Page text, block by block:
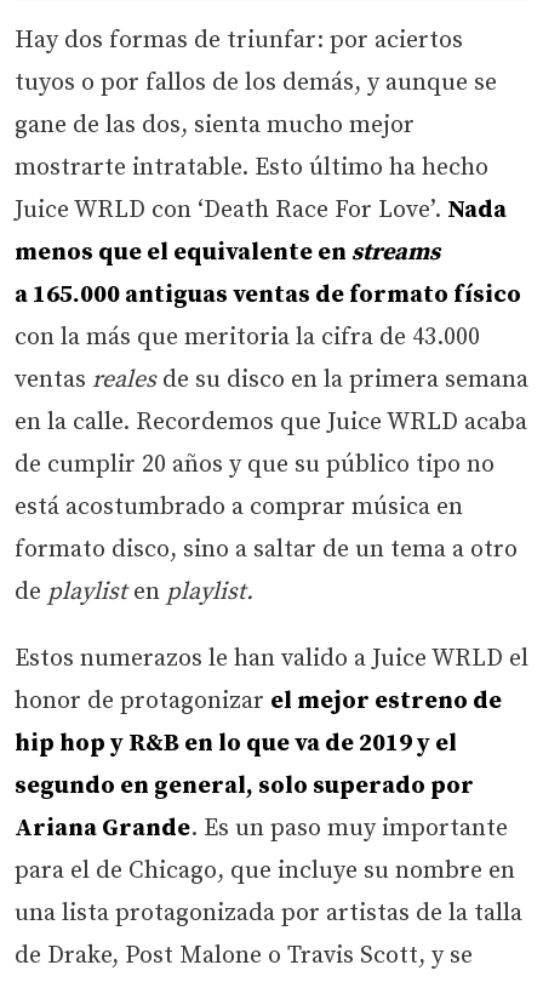
Hay dos formas de triunfar: por aciertos
tuyos o por fallos de los demás, y aunque se
gane de las dos, sienta mucho mejor
mostrarte intratable. Esto último ha hecho
Juice WRLD con ‘Death Race For Love’. Nada
menos que el equivalente en streams
a 165.000 antiguas ventas de formato físico
con la más que meritoria la cifra de 43.000
ventas realesde su disco en la primera semana
en la calle. Recordemos que Juice WRLD acaba
de cumplir 20 años y que su público tipo no
está acostumbrado a comprar música en
formato disco, sino a saltar de un tema a otro
de playlisten playlist.
Estos numerazos le han valido a Juice WRLD el
honor de protagonizar el mejor estreno de
hip hop y R&B en lo que va de 2019 y el
segundo en general, solo superado por
Ariana Grande. Es un paso muy importante
para el de Chicago, que incluye su nombre en
una lista protagonizada por artistas de la talla
de Drake, Post Malone o Travis Scott, y se